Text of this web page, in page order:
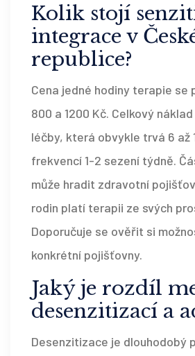
Kolik stojí
integrace v
republice?
Cena jedné hodiny terapie se
800 a 1200 Kč. Celkový
léčby, která obvykle trvá 6 až
frekvencí 1-2 sezení týdně.
může hradit zdravotní
rodin platí terapii ze svých
Doporučuje se ověřit si
konkrétní pojišťovny.
Jaký je rozdíl
desenzitizací a
Desenzitizace je dlouhodobý